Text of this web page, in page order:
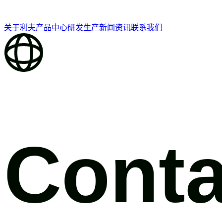
关于利夫产品中心研发生产新闻资讯联系我们